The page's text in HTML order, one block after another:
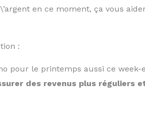
en ce moment, ça vous
:
pour le printemps aussi ce week-
des revenus plus réguliers